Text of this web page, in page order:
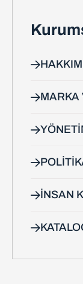
MARKA
İNSAN